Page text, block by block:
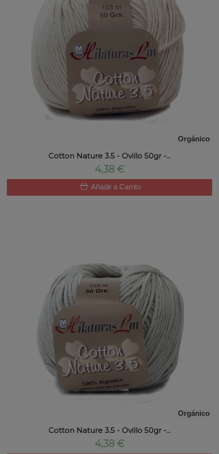
Orgánico
Cotton Nature 3.5 - Ovillo 50gr -...
4,38 €
Añadir a Carrito
Orgánico
Cotton Nature 3.5 - Ovillo 50gr -...
4,38 €